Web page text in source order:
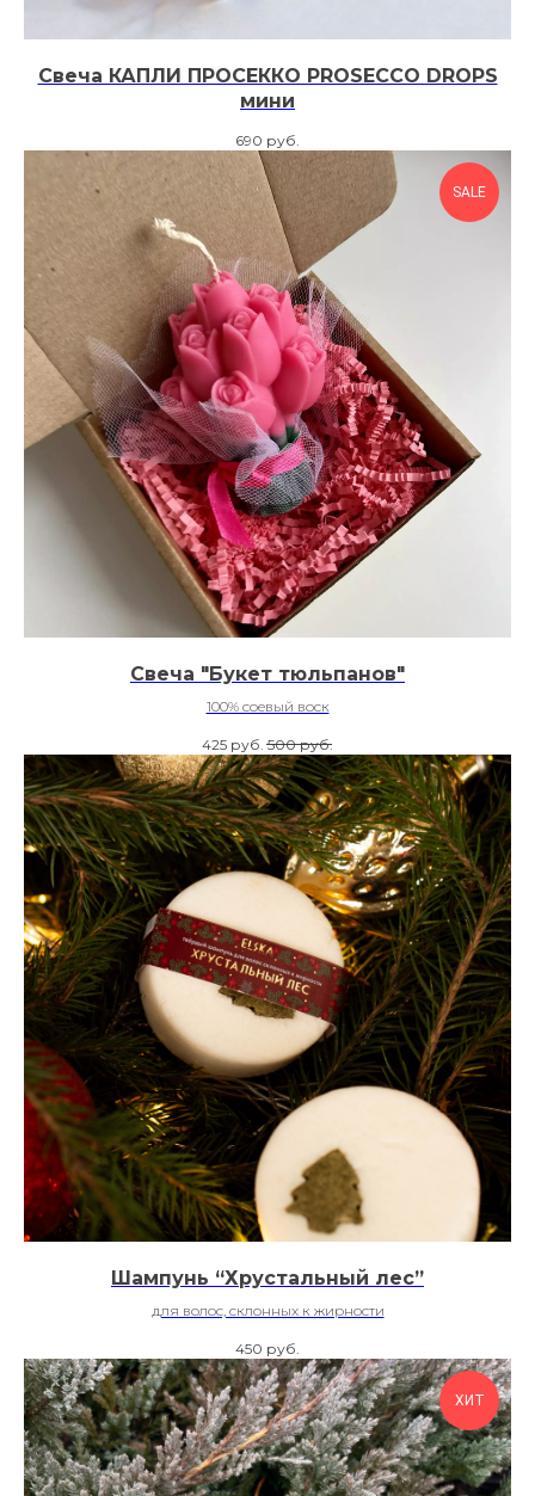
Свеча КАПЛИ ПРОСЕККО PROSECCO DROPS
мини
690 руб.
SALE
Свеча "Букет тюльпанов"
100% соевый воск
425 руб. 500 руб.
Шампунь “Хрустальный лес”
для волос, склонных к жирности
450 руб.
ХИТ